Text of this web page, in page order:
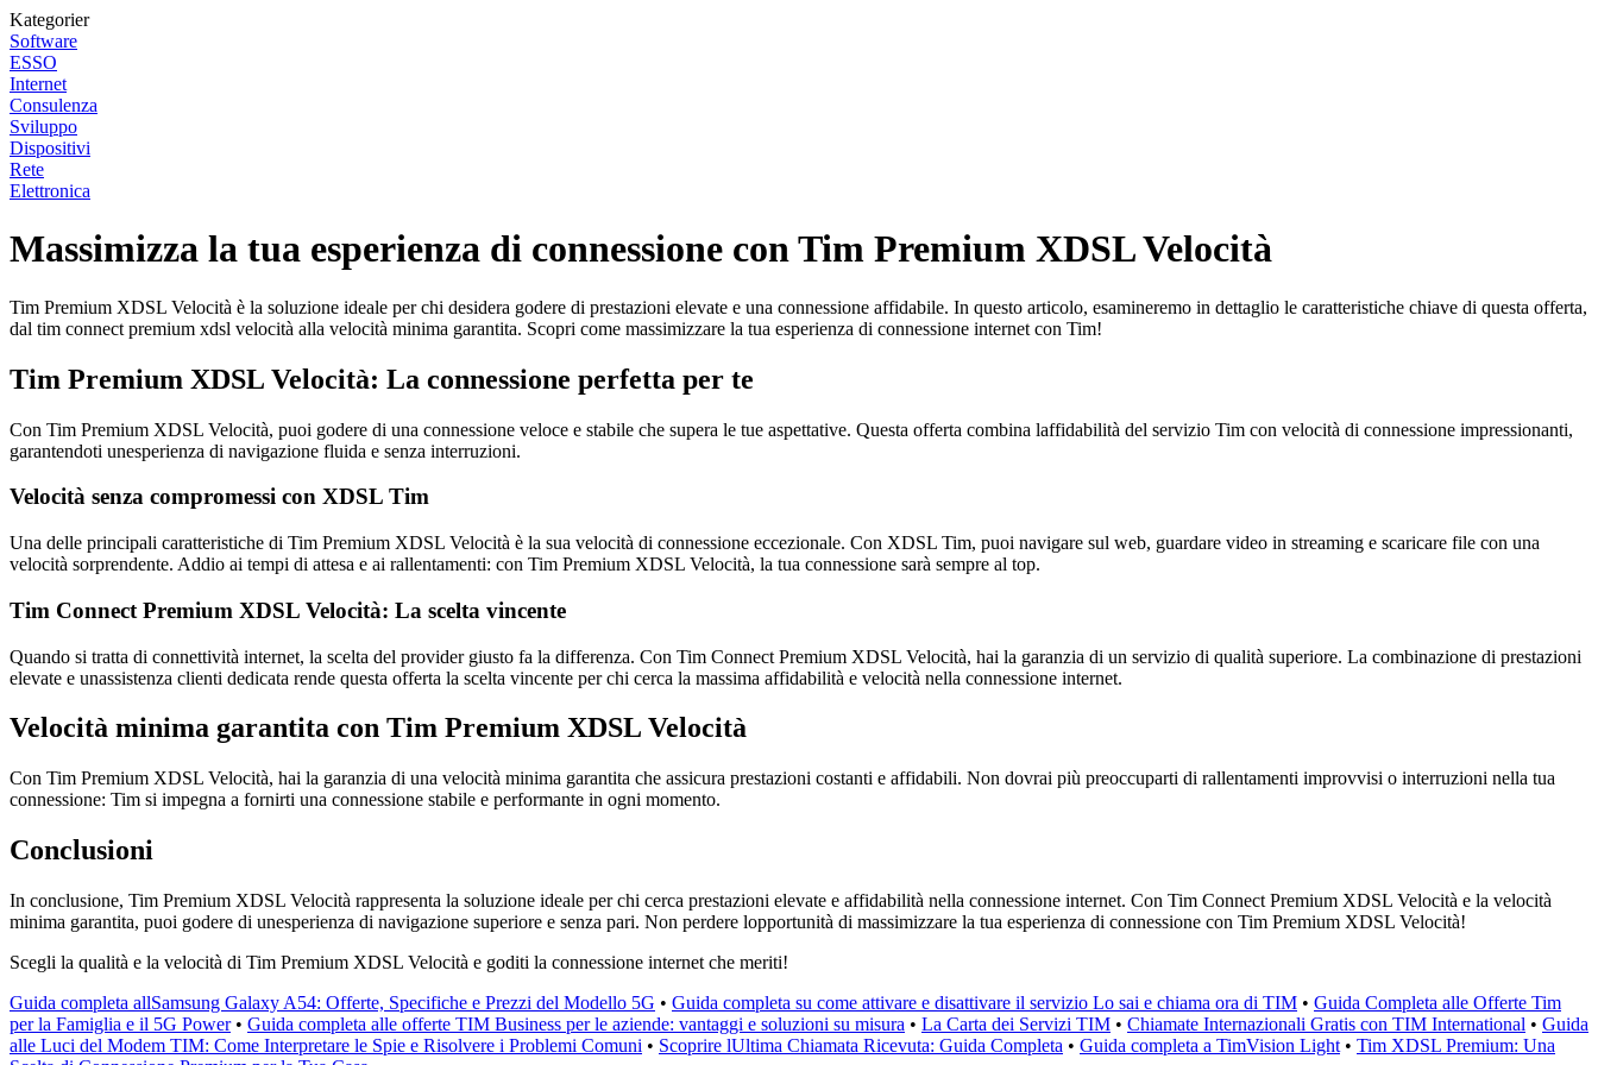
Kategorier
Software
ESSO
Internet
Consulenza
Sviluppo
Dispositivi
Rete
Elettronica
Massimizza la tua esperienza di connessione con Tim Premium XDSL Velocità
Tim Premium XDSL Velocità è la soluzione ideale per chi desidera godere di prestazioni elevate e una connessione affidabile. In questo articolo, esamineremo in dettaglio le caratteristiche chiave di questa offerta,
dal tim connect premium xdsl velocità alla velocità minima garantita. Scopri come massimizzare la tua esperienza di connessione internet con Tim!
Tim Premium XDSL Velocità: La connessione perfetta per te
Con Tim Premium XDSL Velocità, puoi godere di una connessione veloce e stabile che supera le tue aspettative. Questa offerta combina laffidabilità del servizio Tim con velocità di connessione impressionanti,
garantendoti unesperienza di navigazione fluida e senza interruzioni.
Velocità senza compromessi con XDSL Tim
Una delle principali caratteristiche di Tim Premium XDSL Velocità è la sua velocità di connessione eccezionale. Con XDSL Tim, puoi navigare sul web, guardare video in streaming e scaricare file con una
velocità sorprendente. Addio ai tempi di attesa e ai rallentamenti: con Tim Premium XDSL Velocità, la tua connessione sarà sempre al top.
Tim Connect Premium XDSL Velocità: La scelta vincente
Quando si tratta di connettività internet, la scelta del provider giusto fa la differenza. Con Tim Connect Premium XDSL Velocità, hai la garanzia di un servizio di qualità superiore. La combinazione di prestazioni
elevate e unassistenza clienti dedicata rende questa offerta la scelta vincente per chi cerca la massima affidabilità e velocità nella connessione internet.
Velocità minima garantita con Tim Premium XDSL Velocità
Con Tim Premium XDSL Velocità, hai la garanzia di una velocità minima garantita che assicura prestazioni costanti e affidabili. Non dovrai più preoccuparti di rallentamenti improvvisi o interruzioni nella tua
connessione: Tim si impegna a fornirti una connessione stabile e performante in ogni momento.
Conclusioni
In conclusione, Tim Premium XDSL Velocità rappresenta la soluzione ideale per chi cerca prestazioni elevate e affidabilità nella connessione internet. Con Tim Connect Premium XDSL Velocità e la velocità
minima garantita, puoi godere di unesperienza di navigazione superiore e senza pari. Non perdere lopportunità di massimizzare la tua esperienza di connessione con Tim Premium XDSL Velocità!
Scegli la qualità e la velocità di Tim Premium XDSL Velocità e goditi la connessione internet che meriti!
Guida completa allSamsung Galaxy A54: Offerte, Specifiche e Prezzi del Modello 5G • Guida completa su come attivare e disattivare il servizio Lo sai e chiama ora di TIM • Guida Completa alle Offerte Tim
per la Famiglia e il 5G Power• Guida completa alle offerte TIM Business per le aziende: vantaggi e soluzioni su misura • La Carta dei Servizi TIM • Chiamate Internazionali Gratis con TIM International • Guida
alle Luci del Modem TIM: Come Interpretare le Spie e Risolvere i Problemi Comuni • Scoprire lUltima Chiamata Ricevuta: Guida Completa • Guida completa a TimVision Light • Tim XDSL Premium: Una